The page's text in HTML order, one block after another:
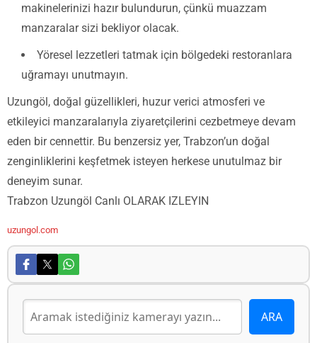
makinelerinizi hazır bulundurun, çünkü muazzam
manzaralar sizi bekliyor olacak.
Yöresel lezzetleri tatmak için bölgedeki restoranlara
uğramayı unutmayın.
Uzungöl, doğal güzellikleri, huzur verici atmosferi ve
etkileyici manzaralarıyla ziyaretçilerini cezbetmeye devam
eden bir cennettir. Bu benzersiz yer, Trabzon’un doğal
zenginliklerini keşfetmek isteyen herkese unutulmaz bir
deneyim sunar.
Trabzon Uzungöl Canlı OLARAK IZLEYIN
uzungol.com